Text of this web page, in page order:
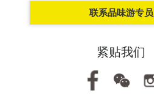
联系品味游专员
紧贴我们